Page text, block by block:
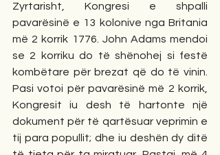
Zyrtarisht, Kongresi e shpalli
pavarësinë e 13 kolonive nga Britania
më 2 korrik 1776. John Adams mendoi
se 2 korriku do të shënohej si festë
kombëtare për brezat që do të vinin.
Pasi votoi për pavarësinë më 2 korrik,
Kongresit iu desh të hartonte një
dokument për të qartësuar veprimin e
tij para popullit; dhe iu deshën dy ditë